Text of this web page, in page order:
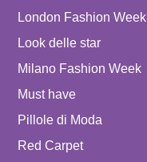
London Fashion Week
Look delle star
Milano Fashion Week
Must have
Pillole di Moda
Red Carpet